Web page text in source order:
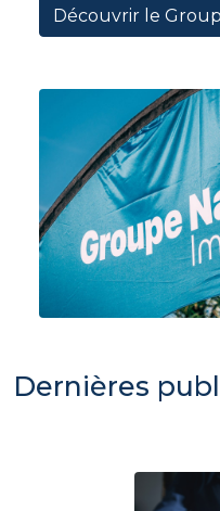
Découvrir le
Dernières